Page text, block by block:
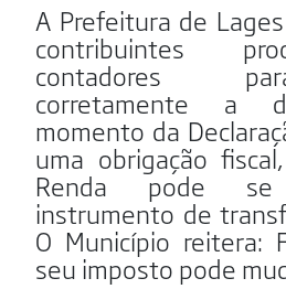
A Prefeitura de
contribuintes
contadores
corretamente a
momento da
uma obrigação
Renda pode
instrumento de
O Município reitera:
seu imposto pode